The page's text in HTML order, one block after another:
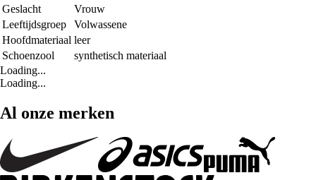
Geslacht
Vrouw
Leeftijdsgroep
Volwassene
Hoofdmateriaal leer
Schoenzool
synthetisch materiaal
Loading...
Loading...
Al onze merken